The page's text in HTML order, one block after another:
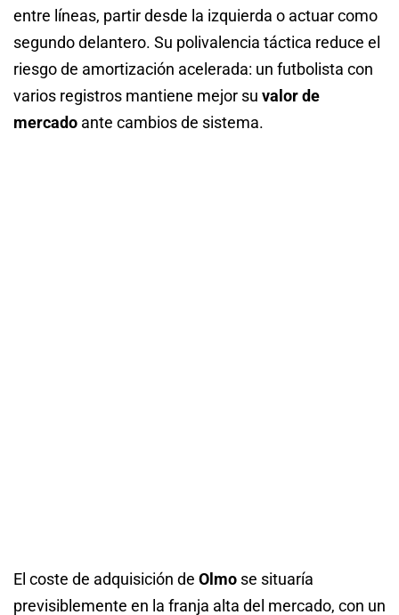
entre líneas, partir desde la izquierda o actuar como
segundo delantero. Su polivalencia táctica reduce el
riesgo de amortización acelerada: un futbolista con
varios registros mantiene mejor su valor de
mercado ante cambios de sistema.
El coste de adquisición de Olmo se situaría
previsiblemente en la franja alta del mercado, con un